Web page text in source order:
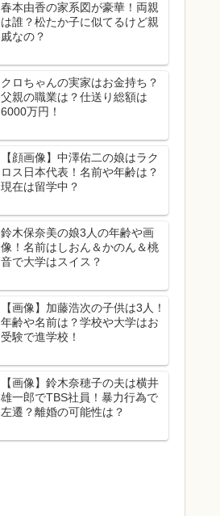
春本由香の家系図が豪華！両親
は誰？松たか子に似てるけど親
戚なの？
クロちゃんの実家はお金持ち？
父親の職業は？仕送り総額は
6000万円！
【顔画像】中澤佑二の娘はラク
ロス日本代表！名前や年齢は？
現在は留学中？
鈴木保奈美の娘3人の年齢や画
像！名前はしおん＆かのん＆桃
音で大学はスイス？
【画像】加藤浩次の子供は3人！
年齢や名前は？学校や大学はお
受験で進学校！
【画像】鈴木奈穂子の夫は横井
雄一郎でTBS社員！暴力行為で
左遷？離婚の可能性は？